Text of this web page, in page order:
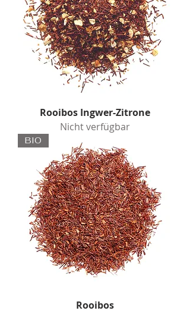
Rooibos Ingwer-Zitrone
Nicht verfügbar
BIO
Rooibos